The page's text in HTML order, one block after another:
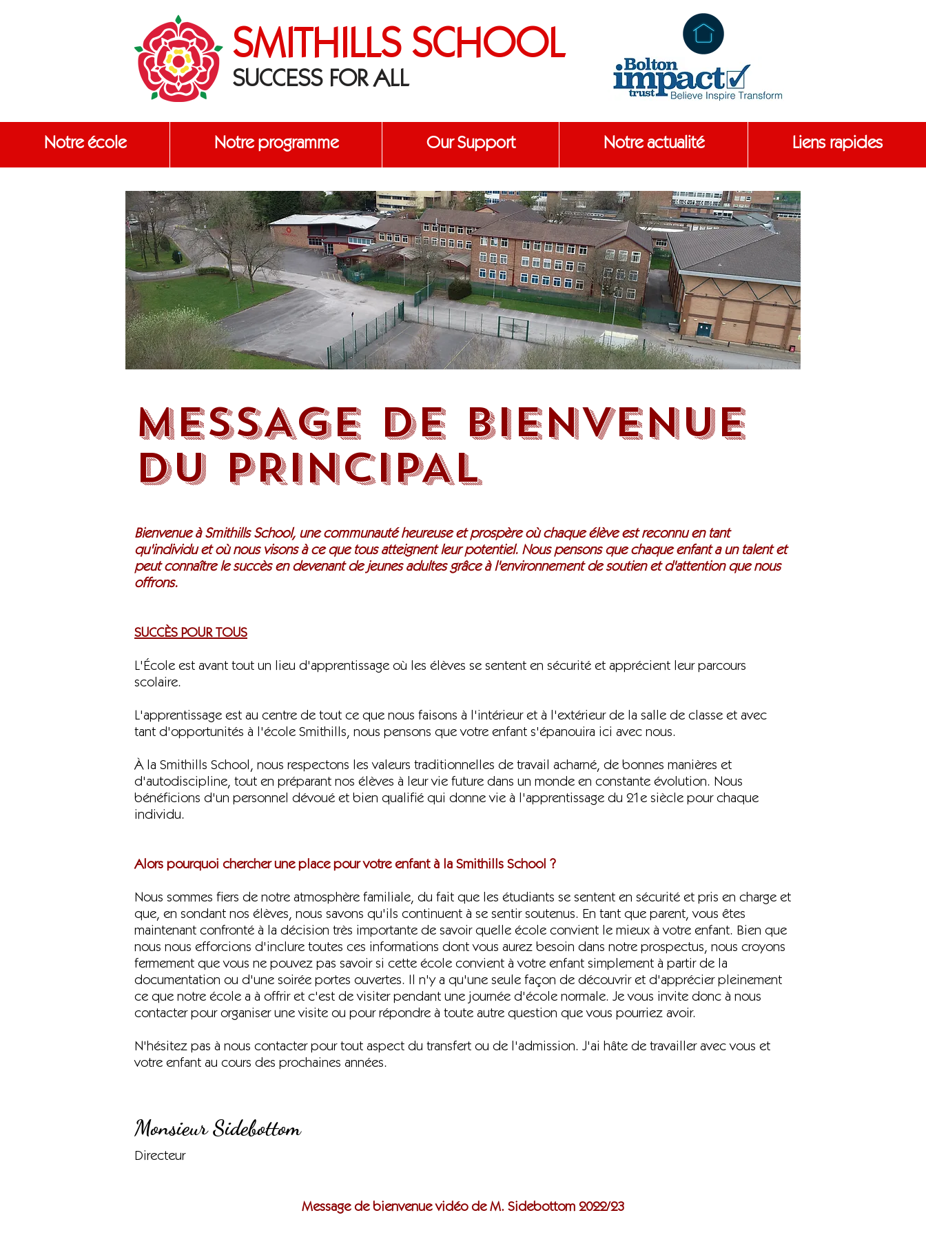
SMITHILLS SCHOOL
SUCCESS FOR ALL
Notre école Notre programme Our Support Notre actualité Liens rapides
MESSAGE DE BIENVENUE
DU PRINCIPAL
Bienvenue à Smithills School, une communauté heureuse et prospère où chaque élève est reconnu en tant
qu'individu et où nous visons à ce que tous atteignent leur potentiel. Nous pensons que chaque enfant a un talent et
peut connaître le succès en devenant de jeunes adultes grâce à l'environnement de soutien et d'attention que nous
offrons.
SUCCÈS POUR TOUS
L'École est avant tout un lieu d'apprentissage où les élèves se sentent en sécurité et apprécient leur parcours
scolaire.
L'apprentissage est au centre de tout ce que nous faisons à l'intérieur et à l'extérieur de la salle de classe et avec
tant d'opportunités à l'école Smithills, nous pensons que votre enfant s'épanouira ici avec nous.
À la Smithills School, nous respectons les valeurs traditionnelles de travail acharné, de bonnes manières et
d'autodiscipline, tout en préparant nos élèves à leur vie future dans un monde en constante évolution. Nous
bénéficions d'un personnel dévoué et bien qualifié qui donne vie à l'apprentissage du 21e siècle pour chaque
individu.
Alors pourquoi chercher une place pour votre enfant à la Smithills School ?
Nous sommes fiers de notre atmosphère familiale, du fait que les étudiants se sentent en sécurité et pris en charge et
que, en sondant nos élèves, nous savons qu'ils continuent à se sentir soutenus. En tant que parent, vous êtes
maintenant confronté à la décision très importante de savoir quelle école convient le mieux à votre enfant. Bien que
nous nous efforcions d'inclure toutes ces informations dont vous aurez besoin dans notre prospectus, nous croyons
fermement que vous ne pouvez pas savoir si cette école convient à votre enfant simplement à partir de la
documentation ou d'une soirée portes ouvertes. Il n'y a qu'une seule façon de découvrir et d'apprécier pleinement
ce que notre école a à offrir et c'est de visiter pendant une journée d'école normale. Je vous invite donc à nous
contacter pour organiser une visite ou pour répondre à toute autre question que vous pourriez avoir.
N'hésitez pas à nous contacter pour tout aspect du transfert ou de l'admission. J'ai hâte de travailler avec vous et
votre enfant au cours des prochaines années.
Monsieur Sidebottom
Directeur
Message de bienvenue vidéo de M. Sidebottom 2022/23